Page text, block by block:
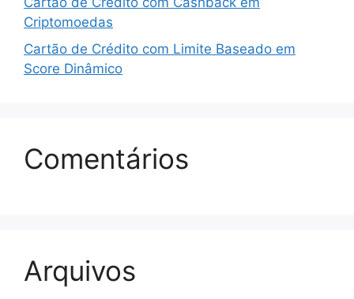
Criptomoedas
Cartão de Crédito com Limite Baseado em
Score Dinâmico
Comentários
Arquivos